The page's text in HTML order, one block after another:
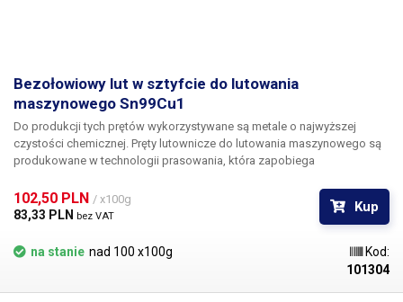
Bezołowiowy lut w sztyfcie do lutowania
maszynowego Sn99Cu1
Do produkcji tych prętów wykorzystywane są metale o najwyższej
czystości chemicznej. Pręty lutownicze do lutowania maszynowego są
produkowane w technologii prasowania, która zapobiega
zapewnia, że produkowane pręty mają bardzo dobre właściwości
zwilżające, prędkość lutowania i zużycie lutu jest zmniejszone.
Lutowalny stop eutektyczny Sn99Cu1 jest najbardziej ekonomicznym
wyborem do przejścia na proces bezołowiowy w branży elektroniki
102,50 PLN / x100g
83,33 PLN bez VAT
Kup
na stanie nad 100 x100g
Kod:
101304